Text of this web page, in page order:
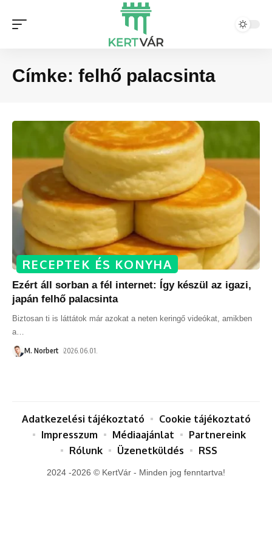
Címke: felhő palacsinta
RECEPTEK ÉS KONYHA
Ezért áll sorban a fél internet: Így készül az igazi,
japán felhő palacsinta
Biztosan ti is láttátok már azokat a neten keringő videókat, amikben
a
M. Norbert 2026.06.01.
2024 -2026 © KertVár - Minden jog fenntartva!
Adatkezelési tájékoztató
Cookie tájékoztató
Impresszum
Médiaajánlat
Partnereink
Rólunk
Üzenetküldés RSS